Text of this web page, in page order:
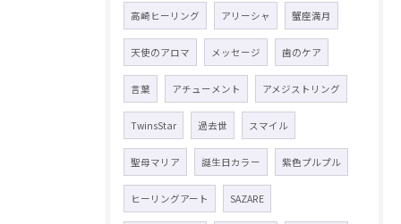
高崎ヒーリング アリーシャ 蟹座満月
天使のアロマ メッセージ 歯のケア
言葉 アチューメント アメジストリング
TwinsStar 過去世 スマイル
聖母マリア 誕生日カラー 紫色プルプル
ヒーリングアート SAZARE